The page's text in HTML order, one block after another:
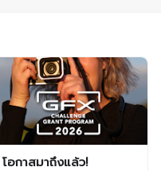
โอกาสมาถึงแล้ว!